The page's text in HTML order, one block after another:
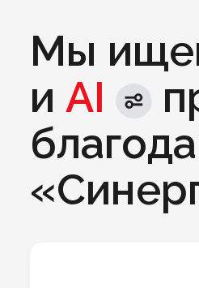
Мы
и AI